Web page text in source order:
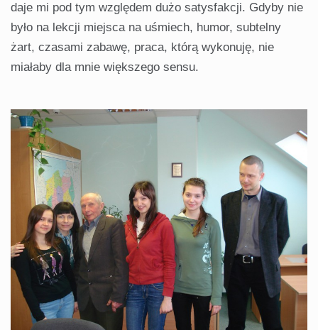
daje mi pod tym względem dużo satysfakcji. Gdyby nie
było na lekcji miejsca na uśmiech, humor, subtelny
żart, czasami zabawę, praca, którą wykonuję, nie
miałaby dla mnie większego sensu.